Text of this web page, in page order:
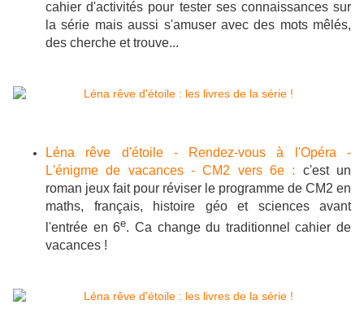
cahier d'activités pour tester ses connaissances sur
la série mais aussi s'amuser avec des mots mêlés,
des cherche et trouve...
Léna rêve d'étoile - Rendez-vous à l'Opéra -
L'énigme de vacances - CM2 vers 6e : c'est un
roman jeux fait pour réviser le programme de CM2 en
maths, français, histoire géo et sciences avant
l'entrée en 6e. Ca change du traditionnel cahier de
vacances !